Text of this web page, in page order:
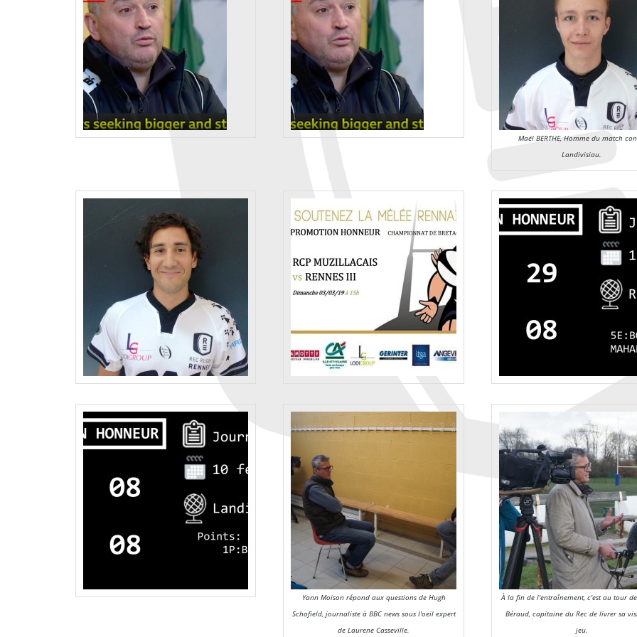
Maël BERTHE, Homme du match
Landivisiau.
Yann Moison répond aux questions de Hugh
Schofield, journaliste à BBC news sous l'oeil expert
de Laurene Casseville.
À la fin de l'entraînement, c'est au tour
Béraud, capitaine du Rec de livrer sa
jeu.